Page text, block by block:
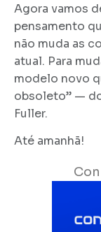
Agora vamos
pensamento
não muda as
atual. Para
modelo novo
obsoleto” —
Fuller.
Até amanhã!